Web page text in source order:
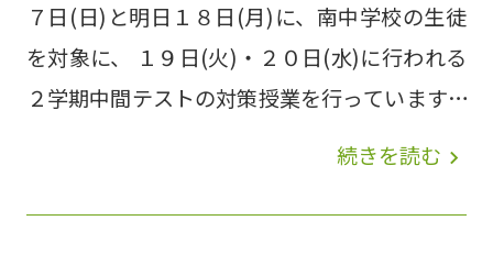
７日(日)と明日１８日(月)に、南中学校の生徒
を対象に、 １９日(火)・２０日(水)に行われる
２学期中間テストの対策授業を行っています。
昼の時間から夕方にかけて、塾で準備した５教
組んでいます。 今週末の２３日(土)・２４日
続きを読む navigate_next